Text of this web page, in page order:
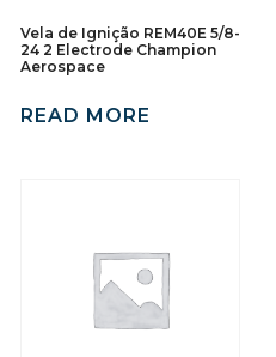
Vela de Ignição REM40E 5/8-
24 2 Electrode Champion
Aerospace
READ MORE